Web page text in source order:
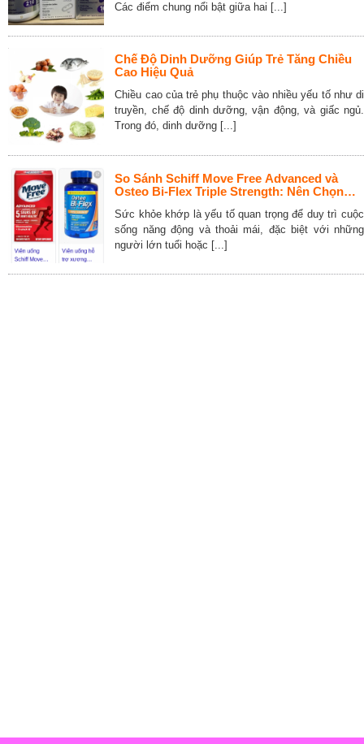
Các điểm chung nổi bật giữa hai [...]
Chế Độ Dinh Dưỡng Giúp Trẻ Tăng Chiều
Cao Hiệu Quả
Chiều cao của trẻ phụ thuộc vào nhiều yếu tố như di
truyền, chế độ dinh dưỡng, vận động, và giấc ngủ.
Trong đó, dinh dưỡng [...]
So Sánh Schiff Move Free Advanced và
Osteo Bi-Flex Triple Strength: Nên Chọn
Sức khỏe khớp là yếu tố quan trọng để duy trì cuộc
sống năng động và thoải mái, đặc biệt với những
người lớn tuổi hoặc [...]